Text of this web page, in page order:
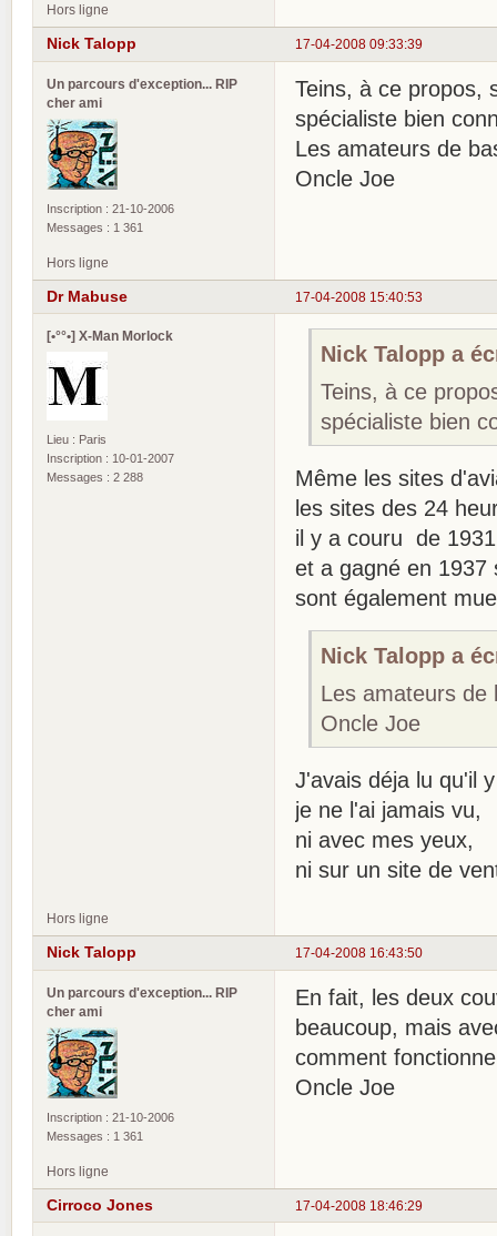
Hors ligne
17-04-2008 09:33:39
Nick Talopp
Un parcours d'exception... RIP
cher ami
Inscription : 21-10-2006
Messages : 1 361
Teins, à ce propos,
spécialiste bien
Les amateurs de
Oncle Joe
Hors ligne
17-04-2008 15:40:53
Dr Mabuse
[•°°•] X-Man Morlock
Lieu : Paris
Inscription : 10-01-2007
Messages : 2 288
Nick Talopp a
Teins, à ce
spécialiste bien
Même les sites
les sites des 24
il y a couru de
et a gagné en 1937
sont également
Nick Talopp a
Les amateurs de
Oncle Joe
J'avais déja lu qu'il
je ne l'ai jamais vu,
ni avec mes yeux,
ni sur un site de
Hors ligne
17-04-2008 16:43:50
Nick Talopp
Un parcours d'exception... RIP
cher ami
Inscription : 21-10-2006
Messages : 1 361
En fait, les deux
beaucoup, mais
comment
Oncle Joe
Hors ligne
17-04-2008 18:46:29
Cirroco Jones